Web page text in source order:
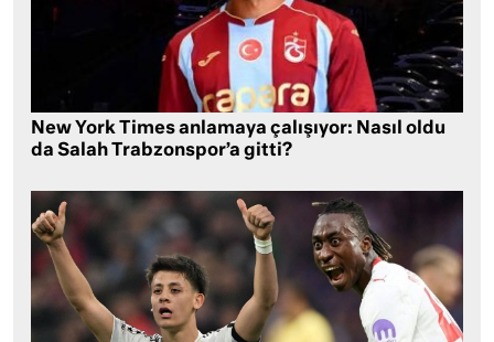
New York Times anlamaya çalışıyor: Nasıl oldu
da Salah Trabzonspor’a gitti?